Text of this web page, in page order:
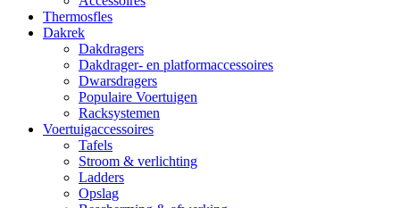
Thermosfles
Dakrek
Dakdragers
Dakdrager- en platformaccessoires
Dwarsdragers
Populaire Voertuigen
Racksystemen
Voertuigaccessoires
Tafels
Stroom & verlichting
Ladders
Opslag